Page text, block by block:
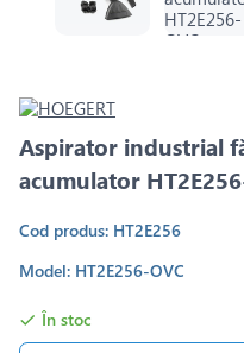
Aspirator industrial
acumulator
Cod produs: HT2E256
Model: HT2E256-OVC
În stoc